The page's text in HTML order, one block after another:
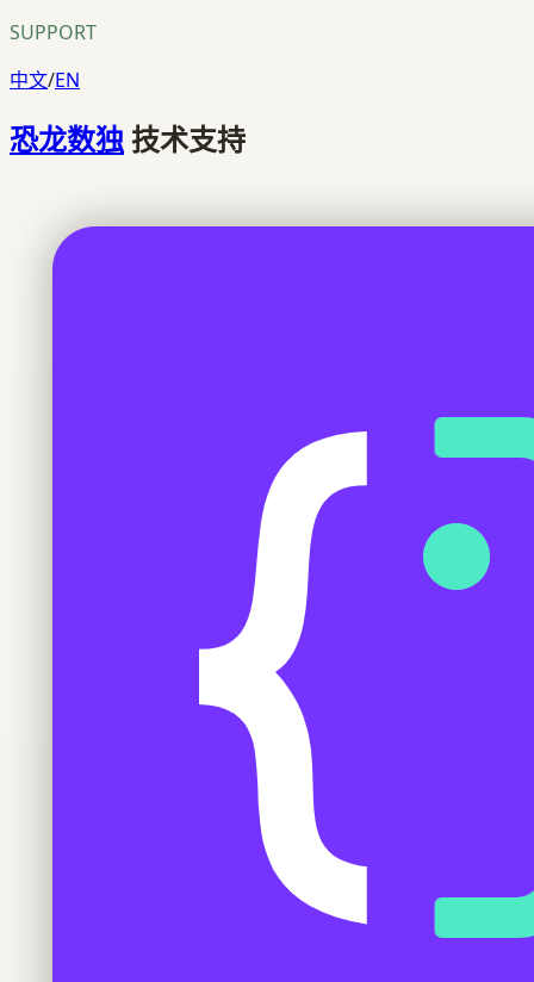
SUPPORT
中文/EN
恐龙数独 技术支持